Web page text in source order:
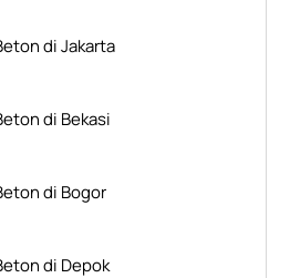
di Jakarta
di Bekasi
di Bogor
di Depok